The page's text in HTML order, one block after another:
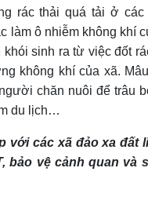
rác thải quá tải ở các
làm ô nhiễm không khí
khói sinh ra từ việc đốt
không khí của xã.
chăn nuôi để trâu
du lịch…
với các xã đảo xa đất
bảo vệ cảnh quan và